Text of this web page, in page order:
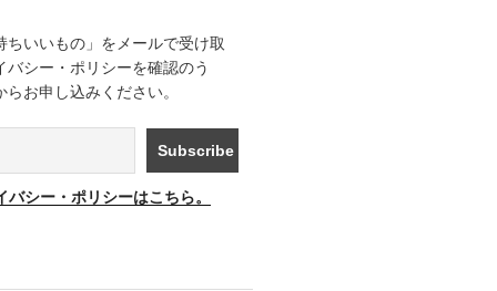
いいもの」をメールで受け取
バシー・ポリシーを確認のう
お申し込みください。
バシー・ポリシーはこちら。